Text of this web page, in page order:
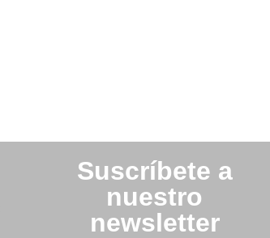
Suscríbete a
nuestro
newsletter